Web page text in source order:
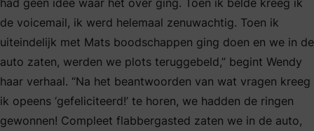
de voicemail, ik werd helemaal zenuwachtig. Toen ik
uiteindelijk met Mats boodschappen ging doen en we in de
auto zaten, werden we plots teruggebeld,” begint Wendy
haar verhaal. “Na het beantwoorden van wat vragen kreeg
ik opeens ‘gefeliciteerd!’ te horen, we hadden de ringen
gewonnen! Compleet flabbergasted zaten we in de auto,